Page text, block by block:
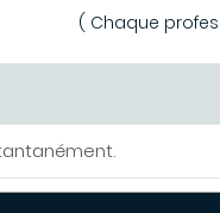
( Chaque